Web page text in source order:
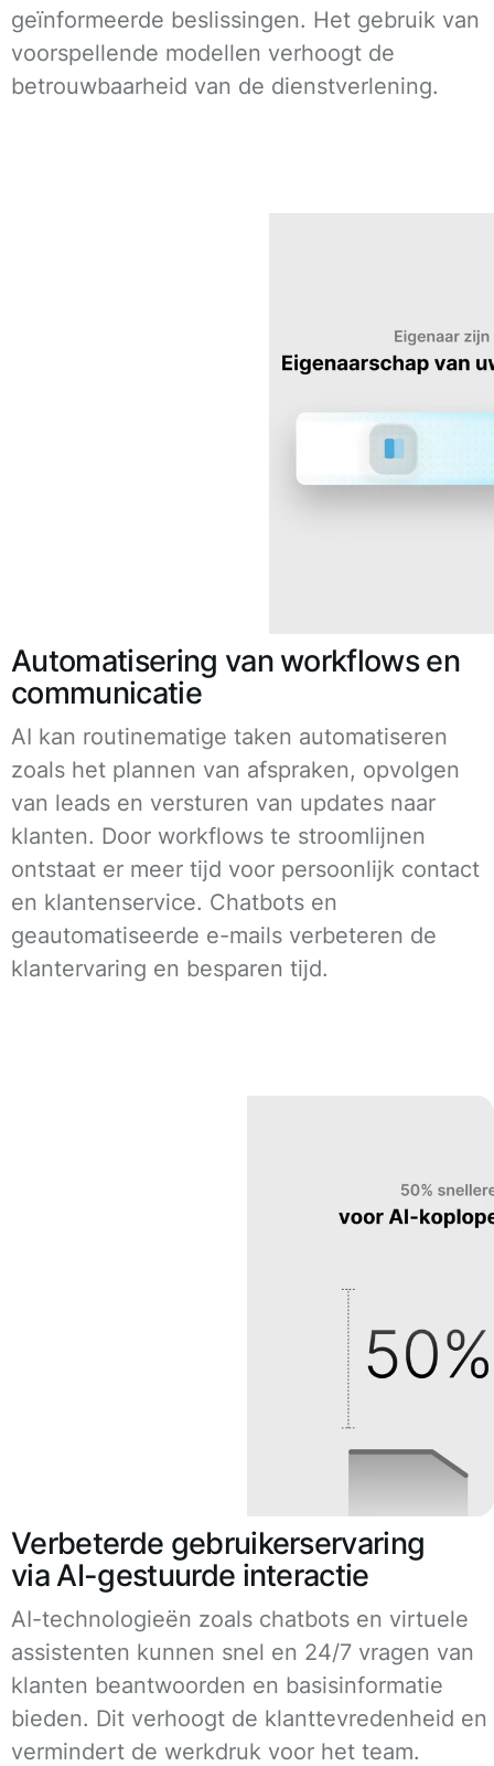
geïnformeerde beslissingen. Het gebruik van
voorspellende modellen verhoogt de
betrouwbaarheid van de dienstverlening.
Automatisering van workflows en
communicatie
AI kan routinematige taken automatiseren
zoals het plannen van afspraken, opvolgen
van leads en versturen van updates naar
klanten. Door workflows te stroomlijnen
ontstaat er meer tijd voor persoonlijk contact
en klantenservice. Chatbots en
geautomatiseerde e-mails verbeteren de
klantervaring en besparen tijd.
Verbeterde gebruikerservaring
via AI-gestuurde interactie
AI-technologieën zoals chatbots en virtuele
assistenten kunnen snel en 24/7 vragen van
klanten beantwoorden en basisinformatie
bieden. Dit verhoogt de klanttevredenheid en
vermindert de werkdruk voor het team.